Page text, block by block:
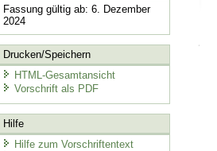
Fassung gültig ab: 6. Dezember
2024
Drucken/Speichern
HTML-Gesamtansicht
Vorschrift als PDF
Hilfe
Hilfe zum Vorschriftentext